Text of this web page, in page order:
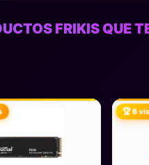
FRIKIS QUE
🏆 6